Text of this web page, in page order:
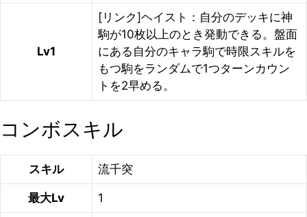
Lv1
[リンク]ヘイスト：自分のデッキに神
駒が10枚以上のとき発動できる。盤面
にある自分のキャラ駒で時限スキルを
もつ駒をランダムで1つターンカウン
トを2早める。
コンボスキル
スキル 流千突
最大Lv 1